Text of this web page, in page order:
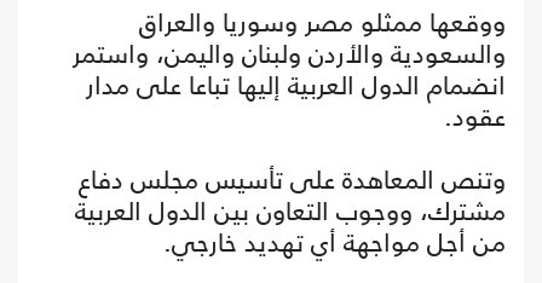
ووقعها ممثلو مصر وسوريا والعراق
والسعودية والأردن ولبنان واليمن، واستمر
انضمام الدول العربية إليها تباعا على مدار
عقود.
وتنص المعاهدة على تأسيس مجلس دفاع
مشترك، ووجوب التعاون بين الدول العربية
من أجل مواجهة أي تهديد خارجي.